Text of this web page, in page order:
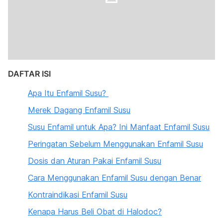
DAFTAR ISI
Apa Itu Enfamil Susu?
Merek Dagang Enfamil Susu
Susu Enfamil untuk Apa? Ini Manfaat Enfamil Susu
Peringatan Sebelum Menggunakan Enfamil Susu
Dosis dan Aturan Pakai Enfamil Susu
Cara Menggunakan Enfamil Susu dengan Benar
Kontraindikasi Enfamil Susu
Kenapa Harus Beli Obat di Halodoc?